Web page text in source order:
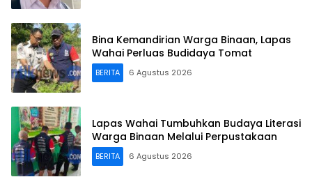
Bina Kemandirian Warga Binaan, Lapas
Wahai Perluas Budidaya Tomat
BERITA 6 Agustus 2026
Lapas Wahai Tumbuhkan Budaya Literasi
Warga Binaan Melalui Perpustakaan
BERITA 6 Agustus 2026